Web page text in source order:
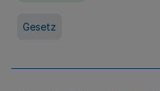
Gesetz